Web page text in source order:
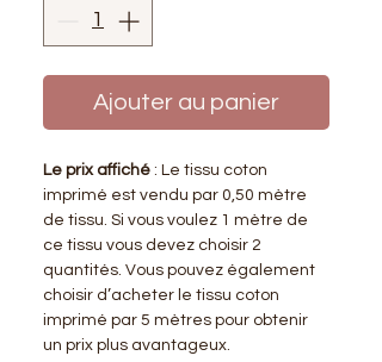
Ajouter au panier
Le prix affiché : Le tissu coton
imprimé est vendu par 0,50 mètre
de tissu. Si vous voulez 1 mètre de
ce tissu vous devez choisir 2
quantités. Vous pouvez également
choisir d’acheter le tissu coton
imprimé par 5 mètres pour obtenir
un prix plus avantageux.